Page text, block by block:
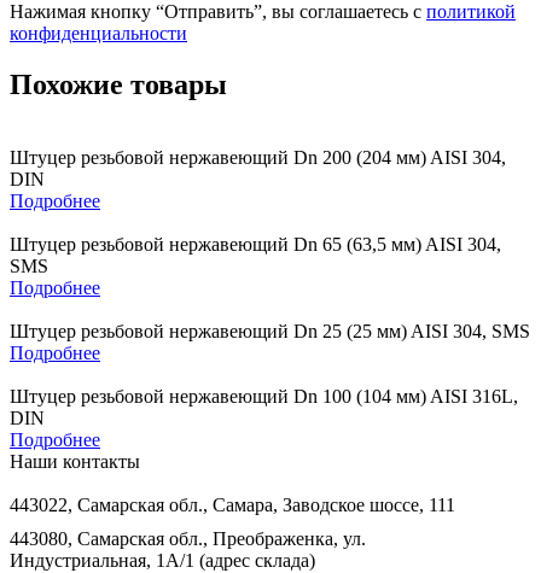
Нажимая кнопку “Отправить”, вы соглашаетесь с политикой
конфиденциальности
Похожие товары
Штуцер резьбовой нержавеющий Dn 200 (204 мм) AISI 304,
DIN
Подробнее
Штуцер резьбовой нержавеющий Dn 65 (63,5 мм) AISI 304,
SMS
Подробнее
Штуцер резьбовой нержавеющий Dn 25 (25 мм) AISI 304, SMS
Подробнее
Штуцер резьбовой нержавеющий Dn 100 (104 мм) AISI 316L,
DIN
Подробнее
Наши контакты
443022, Самарская обл., Самара, Заводское шоссе, 111
443080, Самарская обл., Преображенка, ул.
Индустриальная, 1А/1 (адрес склада)